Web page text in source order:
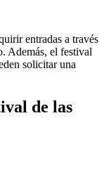
entradas a través
Además, el festival
solicitar una
de las